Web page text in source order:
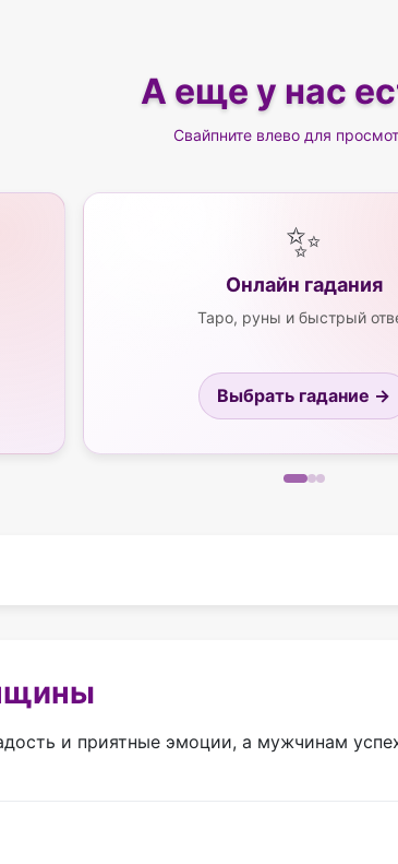
А еще у нас
Свайпните влево для
✨
Онлайн гадания
Таро, руны и быстрый
Выбрать гадание →
и приятные эмоции, а мужчинам